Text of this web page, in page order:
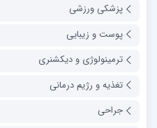
پزشکی ورزشی
پوست و زیبایی
ترمینولوژی و دیکشنری
تغذیه و رژیم درمانی
جراحی